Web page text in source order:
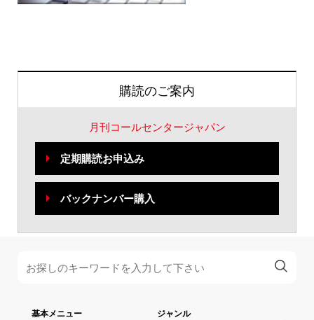
購読のご案内
月刊コールセンタージャパン
定期購読お申込み
バックナンバー購入
基本メニュー ジャンル